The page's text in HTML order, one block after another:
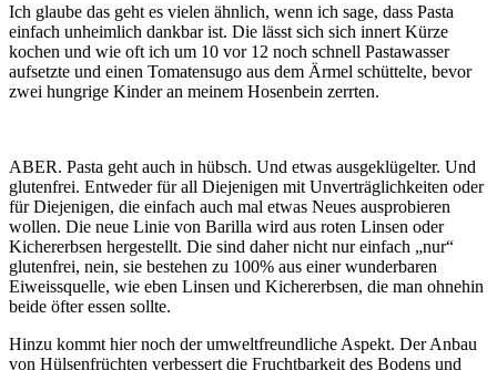
Ich glaube das geht es vielen ähnlich, wenn ich sage, dass Pasta
einfach unheimlich dankbar ist. Die lässt sich sich innert Kürze
kochen und wie oft ich um 10 vor 12 noch schnell Pastawasser
aufsetzte und einen Tomatensugo aus dem Ärmel schüttelte, bevor
zwei hungrige Kinder an meinem Hosenbein zerrten.
ABER. Pasta geht auch in hübsch. Und etwas ausgeklügelter. Und
glutenfrei. Entweder für all Diejenigen mit Unverträglichkeiten oder
für Diejenigen, die einfach auch mal etwas Neues ausprobieren
wollen. Die neue Linie von Barilla wird aus roten Linsen oder
Kichererbsen hergestellt. Die sind daher nicht nur einfach „nur“
glutenfrei, nein, sie bestehen zu 100% aus einer wunderbaren
Eiweissquelle, wie eben Linsen und Kichererbsen, die man ohnehin
beide öfter essen sollte.
Hinzu kommt hier noch der umweltfreundliche Aspekt. Der Anbau
von Hülsenfrüchten verbessert die Fruchtbarkeit des Bodens und